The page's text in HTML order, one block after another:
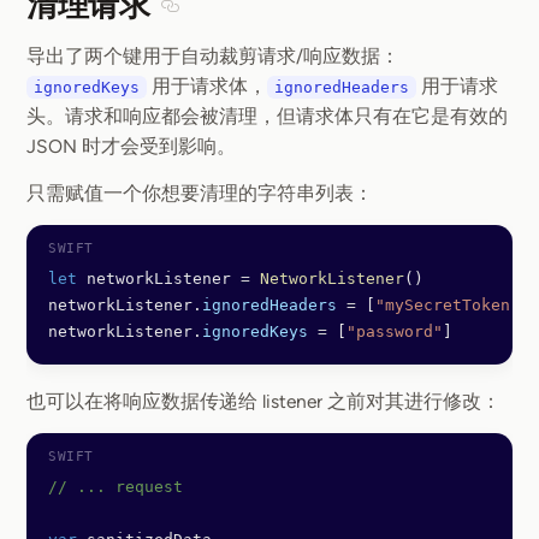
导出了两个键用于自动裁剪请求/响应数据：
ignoredKeys 用于请求体， ignoredHeaders
用于请求
头。请求和响应都会被清理，但请求体只有在它是有效的
JSON 时才会受到影响。
只需赋值一个你想要清理的字符串列表：
let networkListener = NetworkListener()
networkListener. ignoredHeaders = "mySecretToken"
networkListener. ignoredKeys = "password"
也可以在将响应数据传递给 listener 之前对其进行修改：
// ... request